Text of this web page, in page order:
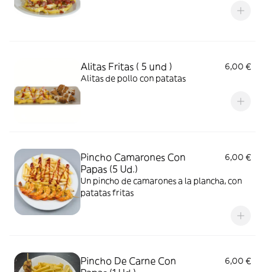
Alitas Fritas ( 5 und )
6,00 €
Alitas de pollo con patatas
Pincho Camarones Con
Papas (5 Ud.)
6,00 €
Un pincho de camarones a la plancha, con
patatas fritas
Pincho De Carne Con
6,00 €